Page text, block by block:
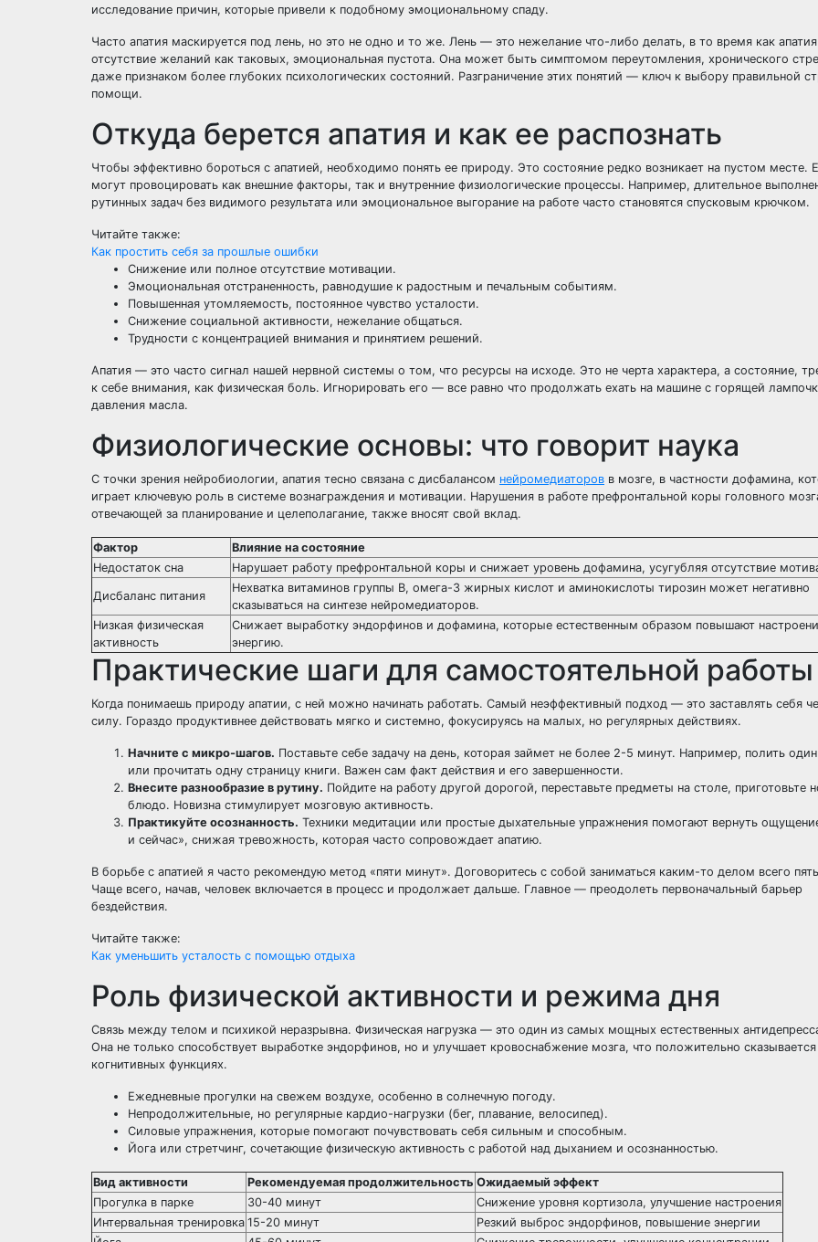
исследование причин, которые привели к подобному эмоциональному спаду.
Часто апатия маскируется под лень, но это не одно и то же. Лень — это нежелание что-либо делать, в то время как
отсутствие желаний как таковых, эмоциональная пустота. Она может быть симптомом переутомления, хронического
даже признаком более глубоких психологических состояний. Разграничение этих понятий — ключ к выбору правильной
помощи.
Откуда берется апатия и как ее распознать
Чтобы эффективно бороться с апатией, необходимо понять ее природу. Это состояние редко возникает на пустом месте.
могут провоцировать как внешние факторы, так и внутренние физиологические процессы. Например, длительное
рутинных задач без видимого результата или эмоциональное выгорание на работе часто становятся спусковым крючком.
Читайте также:
Как простить себя за прошлые ошибки
Снижение или полное отсутствие мотивации.
Эмоциональная отстраненность, равнодушие к радостным и печальным событиям.
Повышенная утомляемость, постоянное чувство усталости.
Снижение социальной активности, нежелание общаться.
Трудности с концентрацией внимания и принятием решений.
Апатия — это часто сигнал нашей нервной системы о том, что ресурсы на исходе. Это не черта характера, а состояние,
к себе внимания, как физическая боль. Игнорировать его — все равно что продолжать ехать на машине с горящей
давления масла.
Физиологические основы: что говорит наука
С точки зрения нейробиологии, апатия тесно связана с дисбалансом нейромедиаторов в мозге, в частности дофамина,
играет ключевую роль в системе вознаграждения и мотивации. Нарушения в работе префронтальной коры головного
отвечающей за планирование и целеполагание, также вносят свой вклад.
Фактор
Влияние на состояние
Недостаток сна
Нарушает работу префронтальной коры и снижает уровень дофамина, усугубляя отсутствие
Дисбаланс питания
Нехватка витаминов группы B, омега-3 жирных кислот и аминокислоты тирозин может негативно
сказываться на синтезе нейромедиаторов.
Низкая физическая
активность
Снижает выработку эндорфинов и дофамина, которые естественным образом повышают
энергию.
Практические шаги для самостоятельной работы
Когда понимаешь природу апатии, с ней можно начинать работать. Самый неэффективный подход — это заставлять себя
силу. Гораздо продуктивнее действовать мягко и системно, фокусируясь на малых, но регулярных действиях.
Начните с микро-шагов. Поставьте себе задачу на день, которая займет не более 2-5 минут. Например, полить
или прочитать одну страницу книги. Важен сам факт действия и его завершенности.
Внесите разнообразие в рутину. Пойдите на работу другой дорогой, переставьте предметы на столе, приготовьте
блюдо. Новизна стимулирует мозговую активность.
Практикуйте осознанность. Техники медитации или простые дыхательные упражнения помогают вернуть
и сейчас», снижая тревожность, которая часто сопровождает апатию.
В борьбе с апатией я часто рекомендую метод «пяти минут». Договоритесь с собой заниматься каким-то делом всего
Чаще всего, начав, человек включается в процесс и продолжает дальше. Главное — преодолеть первоначальный барьер
бездействия.
Читайте также:
Как уменьшить усталость с помощью отдыха
Роль физической активности и режима дня
Связь между телом и психикой неразрывна. Физическая нагрузка — это один из самых мощных естественных
Она не только способствует выработке эндорфинов, но и улучшает кровоснабжение мозга, что положительно сказывается
когнитивных функциях.
Ежедневные прогулки на свежем воздухе, особенно в солнечную погоду.
Непродолжительные, но регулярные кардио-нагрузки (бег, плавание, велосипед).
Силовые упражнения, которые помогают почувствовать себя сильным и способным.
Йога или стретчинг, сочетающие физическую активность с работой над дыханием и осознанностью.
Вид активности Рекомендуемая продолжительность Ожидаемый эффект
Прогулка в парке
30-40 минут
Снижение уровня кортизола, улучшение настроения
Интервальная тренировка 15-20 минут
Резкий выброс эндорфинов, повышение энергии